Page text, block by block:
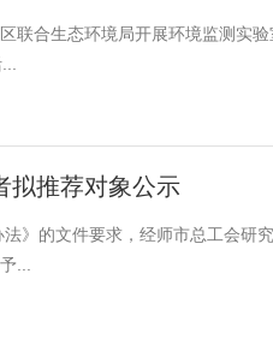
联合生态环境局开展环境监测实
拟推荐对象公示
》的文件要求，经师市总工会研
...